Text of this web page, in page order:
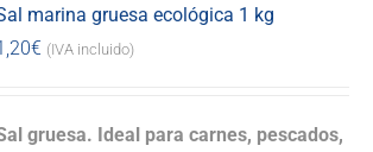
marina gruesa ecológica 1 kg
€ (IVA incluido)
gruesa. Ideal para carnes, pescados,